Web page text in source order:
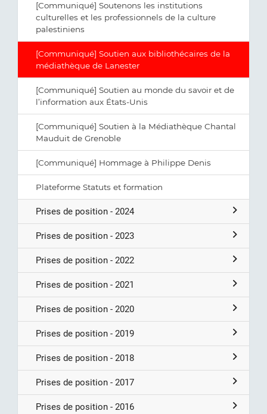
[Communiqué] Soutenons les institutions
culturelles et les professionnels de la culture
palestiniens
[Communiqué] Soutien aux bibliothécaires de la
médiathèque de Lanester
[Communiqué] Soutien au monde du savoir et de
l’information aux États-Unis
[Communiqué] Soutien à la Médiathèque Chantal
Mauduit de Grenoble
[Communiqué] Hommage à Philippe Denis
Plateforme Statuts et formation
Prises de position - 2024
Prises de position - 2023
Prises de position - 2022
Prises de position - 2021
Prises de position - 2020
Prises de position - 2019
Prises de position - 2018
Prises de position - 2017
Prises de position - 2016